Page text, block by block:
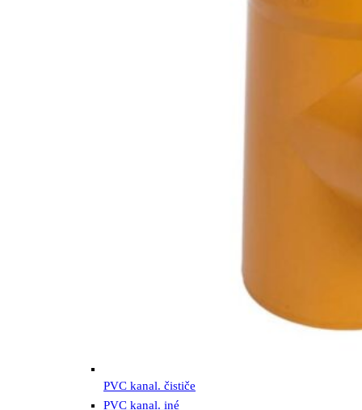
PVC kanal. čističe
PVC kanal. iné